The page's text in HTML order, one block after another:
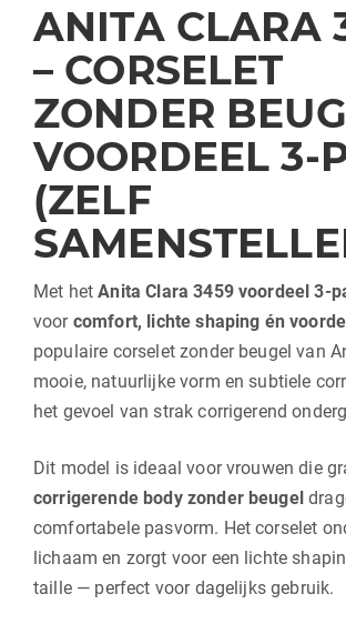
ANITA CLARA
– CORSELET
ZONDER
VOORDEEL 3-
(ZELF
Met hetAnita Clara 3459 voordeel 3-
voor comfort, lichte shaping én
populaire corselet zonder beugel van
mooie, natuurlijke vorm en subtiele
het gevoel van strak corrigerend
Dit model is ideaal voor vrouwen die
corrigerende body zonder beugel
comfortabele pasvorm. Het corselet
lichaam en zorgt voor een lichte
taille — perfect voor dagelijks gebruik.